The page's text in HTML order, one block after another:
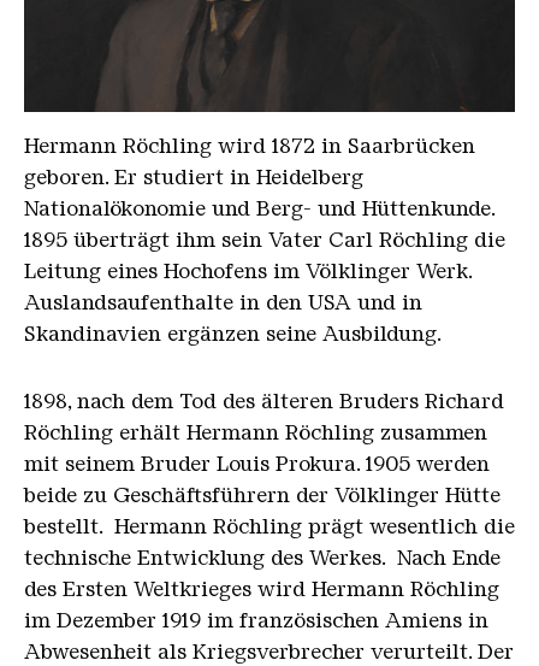
Hermann Roechling Tiff
Hermann Röchling wird 1872 in Saarbrücken
geboren. Er studiert in Heidelberg
Nationalökonomie und Berg- und Hüttenkunde.
1895 überträgt ihm sein Vater Carl Röchling die
Leitung eines Hochofens im Völklinger Werk.
Auslandsaufenthalte in den USA und in
Skandinavien ergänzen seine Ausbildung.
1898, nach dem Tod des älteren Bruders Richard
Röchling erhält Hermann Röchling zusammen
mit seinem Bruder Louis Prokura. 1905 werden
beide zu Geschäftsführern der Völklinger Hütte
bestellt. Hermann Röchling prägt wesentlich die
technische Entwicklung des Werkes. Nach Ende
des Ersten Weltkrieges wird Hermann Röchling
im Dezember 1919 im französischen Amiens in
Abwesenheit als Kriegsverbrecher verurteilt. Der